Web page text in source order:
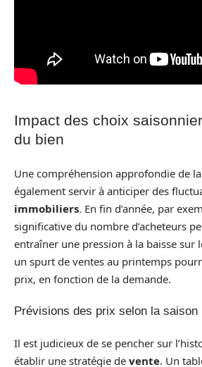
Impact des choix
du bien
Une compréhension approfondie de
également servir à anticiper des
immobiliers. En fin d’année, par
significative du nombre d’acheteurs
entraîner une pression à la baisse sur
un spurt de ventes au printemps
prix, en fonction de la demande.
Prévisions des prix selon la saison
Il est judicieux de se pencher sur
établir une stratégie de vente. Un